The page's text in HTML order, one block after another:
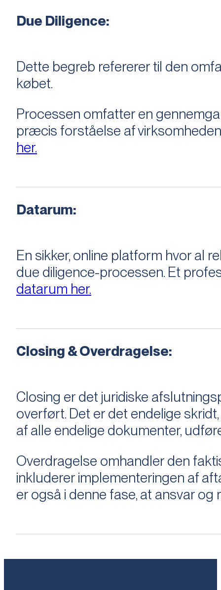
Due Diligence:
Dette begreb refererer til den
købet.
Processen omfatter en
præcis forståelse af
her.
Datarum:
En sikker, online platform hvor al
due diligence-processen. Et
datarum her.
Closing & Overdragelse:
Closing er det juridiske
overført. Det er det endelige
af alle endelige dokumenter,
Overdragelse omhandler den
inkluderer implementeringen af
er også i denne fase, at ansvar